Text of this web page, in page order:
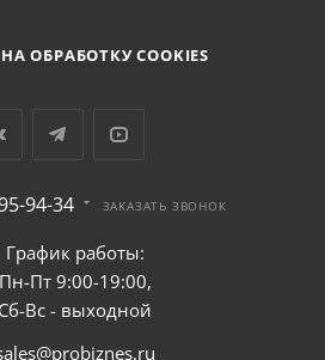
ОБРАБОТКУ COOKIES
94-34 ЗАКАЗАТЬ ЗВОНОК
График работы:
Пн-Пт 9:00-19:00,
Сб-Вс - выходной